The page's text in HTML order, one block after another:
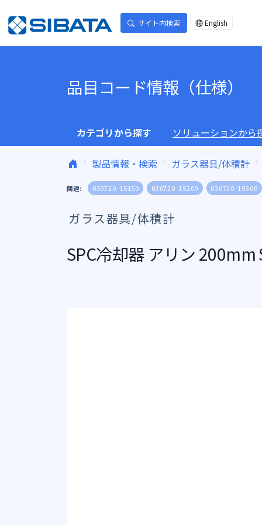
サイト内検索 English
品目コード情報（仕様）
カテゴリから探す ソリューションから
製品情報・検索 ガラス器具/体積計
関連: 030720-15150 030720-15200 030720-19300
ガラス器具/体積計
SPC冷却器 アリン 200mm